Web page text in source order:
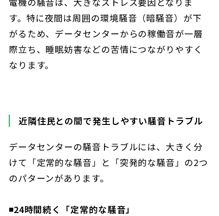
す。特に夜間は周囲の環境騒音（暗騒音）が下
がるため、データセンターからの稼働音が一層
際立ち、睡眠妨害などの苦情につながりやすく
なります。
近隣住民との間で発生しやすい騒音トラブル
データセンターの騒音トラブルには、大きく分
けて「定常的な騒音」と「突発的な騒音」の2つ
のパターンがあります。
◾️24時間続く「定常的な騒音」